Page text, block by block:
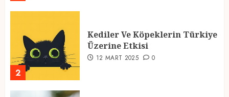
2
Kediler Ve Köpeklerin Türkiye
Üzerine Etkisi
12 MART 2025 0